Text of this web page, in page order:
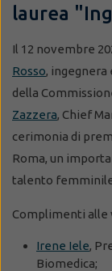
laurea
Il 12 novembre
Rosso,
della
Zazzera, Chief
cerimonia di
Roma, un
talento
Complimenti alle
Irene Iele,
Biomedica;